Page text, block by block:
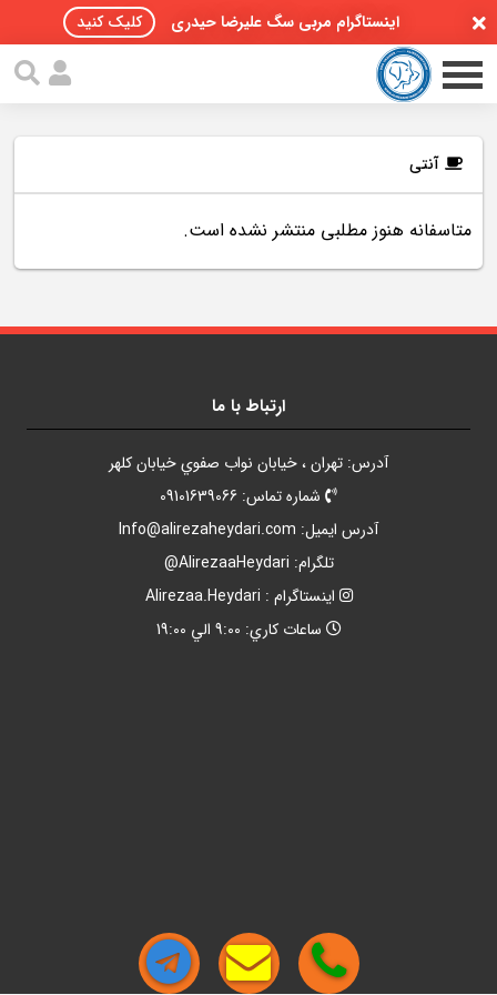
اینستاگرام مربی سگ علیرضا حیدری کلیک کنید
صفحه اصلی
پادکست سگ ها
آنتی
متاسفانه هنوز مطلبی منتشر نشده است.
ارتباط با ما
آدرس: تهران ، خيابان نواب صفوي خيابان کلهر
شماره تماس: 09101639066
آدرس ايميل: Info@alirezaheydari.com
تلگرام: AlirezaaHeydari@
اينستاگرام : Alirezaa.Heydari
ساعات کاري: 9:00 الي 19:00